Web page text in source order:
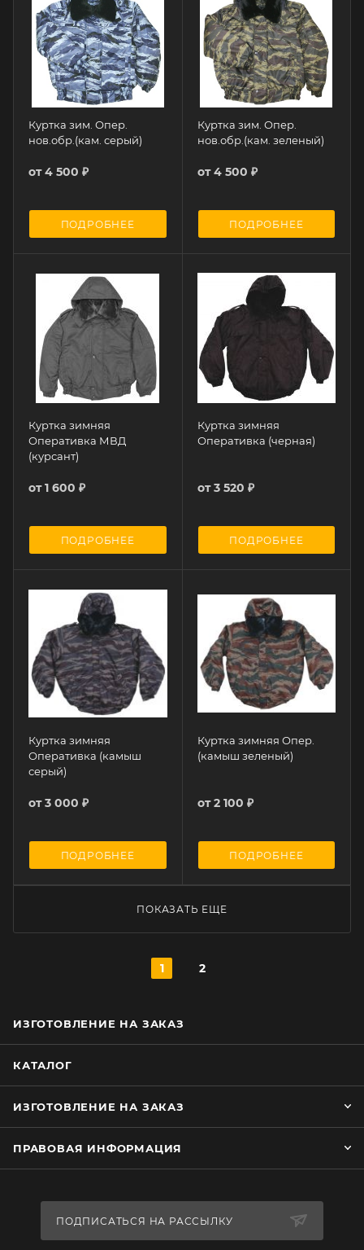
Куртка зим. Опер.
нов.обр.(кам. серый)
от4 500 ₽
ПОДРОБНЕЕ
Куртка зим. Опер.
нов.обр.(кам. зеленый)
от4 500 ₽
ПОДРОБНЕЕ
Куртка зимняя
Оперативка МВД
(курсант)
от1 600 ₽
ПОДРОБНЕЕ
Куртка зимняя
Оперативка (черная)
от3 520 ₽
ПОДРОБНЕЕ
Куртка зимняя
Оперативка (камыш
серый)
от3 000 ₽
ПОДРОБНЕЕ
Куртка зимняя Опер.
(камыш зеленый)
от2 100 ₽
ПОДРОБНЕЕ
ПОКАЗАТЬ ЕЩЕ
1 2
ИЗГОТОВЛЕНИЕ НА ЗАКАЗ
КАТАЛОГ
ИЗГОТОВЛЕНИЕ НА ЗАКАЗ
ПРАВОВАЯ ИНФОРМАЦИЯ
ПОДПИСАТЬСЯ НА РАССЫЛКУ